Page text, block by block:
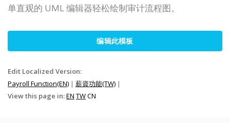
单直观的 UML 编辑器轻松绘制审计流程图。
编辑此模板
Edit Localized Version:
Payroll Function(EN) | 薪資功能(TW) |
View this page in:EN TWCN